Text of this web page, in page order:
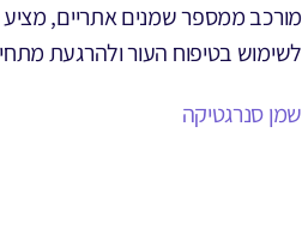
מורכב ממספר שמנים אתריים, מציע
לשימוש בטיפוח העור ולהרגעת
שמן סנרגטיקה